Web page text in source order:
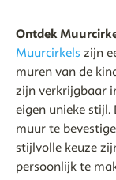
Ontdek
Muurcirkels zijn
muren van de
zijn verkrijgbaar
eigen unieke stijl.
muur te
stijlvolle keuze
persoonlijk te